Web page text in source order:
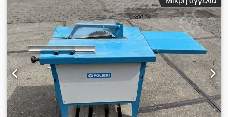
Κύρια ισχύς κινητήρα [kW]: 2,9 - Μέγ. ύψος κοπής [mm]: 110
- Μέγ. πλάτος κοπής σε 90° [mm]: 110 - Μέγ. διάμετρος
πριονόδισκου [mm]: 350 - Κλίση δοκού πριονιού έως [°]: 165
- Κλίση δίσκου πριονιού έως [°]: 90 - Τάση [V]: 380 -
Κατανάλωση ρεύματος [A]: 5 - Ασφάλεια [A]: 16 - Ισχύς [kW]:
2,9 - Διαστάσεις μεταφοράς: 1400mm x 1000mm x 1700mm
(μ x π x υ) - Βάρος μεταφοράς [kg]: 200kg - Πακέτα μεταφοράς
[τμχ.]: 1 Οικονομικές πληροφορίες ΦΠΑ: Η αναγραφόμενη τιμή
είναι χωρίς ΦΠΑ ΦΠΑ/Δικαίωμα έκπτωσης ΦΠΑ: Εκπιπτόμενος
ΦΠΑ για επαγγελματίες Djdpezavq Djfx Abnskr Διανομή και
ανταλλαγή δυνατή ανά πάσα στιγμή για όλα τα βιομηχανικά